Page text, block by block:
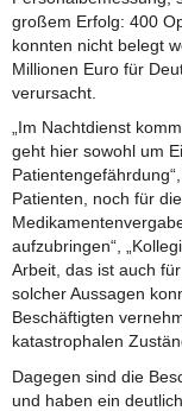
großem Erfolg: 400
konnten nicht belegt
Millionen Euro für
verursacht.
„Im Nachtdienst
geht hier sowohl um
Patienten, noch für
aufzubringen“,
Arbeit, das ist auch
solcher Aussagen
Beschäftigten
katastrophalen
Dagegen sind die
und haben ein